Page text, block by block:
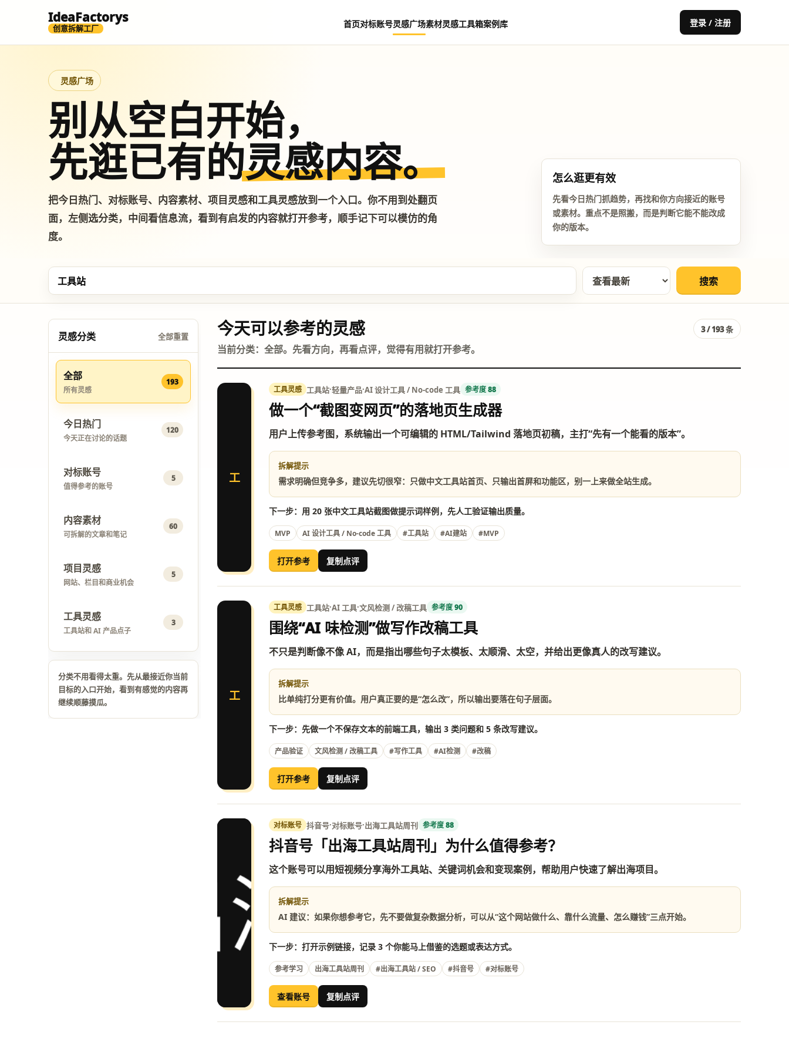
IdeaFactorys
创意拆解工厂 首页对标账号灵感广场素材灵感工具箱案例库 登录 / 注册
灵感广场
别从空白开始，
先逛已有的灵感内容。
把今日热门、对标账号、内容素材、项目灵感和工具灵感放到一个入口。你不用到处翻页
面，左侧选分类，中间看信息流，看到有启发的内容就打开参考，顺手记下可以模仿的角
度。
怎么逛更有效
先看今日热门抓趋势，再找和你方向接近的账号
或素材。重点不是照搬，而是判断它能不能改成
你的版本。
搜索
灵感分类 全部重置
全部
所有灵感
193
今日热门
今天正在讨论的话题
120
对标账号
值得参考的账号
5
内容素材
可拆解的文章和笔记
60
项目灵感
网站、栏目和商业机会
5
工具灵感
工具站和 AI 产品点子
3
分类不用看得太重。先从最接近你当前
目标的入口开始，看到有感觉的内容再
继续顺藤摸瓜。
今天可以参考的灵感
当前分类：全部。先看方向，再看点评，觉得有用就打开参考。
3 / 193 条
工
工具灵感 工具站·轻量产品·AI 设计工具 / No-code 工具 参考度 88
做一个“截图变网页”的落地页生成器
用户上传参考图，系统输出一个可编辑的 HTML/Tailwind 落地页初稿，主打“先有一个能看的版本”。
拆解提示
需求明确但竞争多，建议先切很窄：只做中文工具站首页、只输出首屏和功能区，别一上来做全站生成。
下一步：用 20 张中文工具站截图做提示词样例，先人工验证输出质量。
MVP AI 设计工具 / No-code 工具 #工具站 #AI建站 #MVP
打开参考 复制点评
工
工具灵感 工具站·AI 工具·文风检测 / 改稿工具 参考度 90
围绕“AI 味检测”做写作改稿工具
不只是判断像不像 AI，而是指出哪些句子太模板、太顺滑、太空，并给出更像真人的改写建议。
拆解提示
比单纯打分更有价值。用户真正要的是“怎么改”，所以输出要落在句子层面。
下一步：先做一个不保存文本的前端工具，输出 3 类问题和 5 条改写建议。
产品验证 文风检测 / 改稿工具 #写作工具 #AI检测 #改稿
打开参考 复制点评
对标账号 抖音号·对标账号·出海工具站周刊 参考度 88
抖音号「出海工具站周刊」为什么值得参考？
这个账号可以用短视频分享海外工具站、关键词机会和变现案例，帮助用户快速了解出海项目。
拆解提示
AI 建议：如果你想参考它，先不要做复杂数据分析，可以从“这个网站做什么、靠什么流量、怎么赚钱”三点开始。
下一步：打开示例链接，记录 3 个你能马上借鉴的选题或表达方式。
参考学习 出海工具站周刊 #出海工具站 / SEO #抖音号 #对标账号
查看账号 复制点评